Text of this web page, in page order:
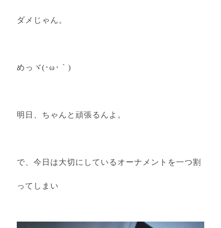
ダメじゃん。
めっヾ(･ω･｀)
明日、ちゃんと頑張るんよ。
で、今日は大切にしているオーナメントを一つ割
ってしまい